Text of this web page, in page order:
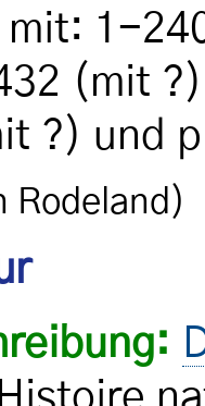
mit: 1-
(mit
?) und
Rodeland)